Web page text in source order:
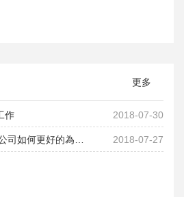
更多
作 2018-07-30
2018-07-27